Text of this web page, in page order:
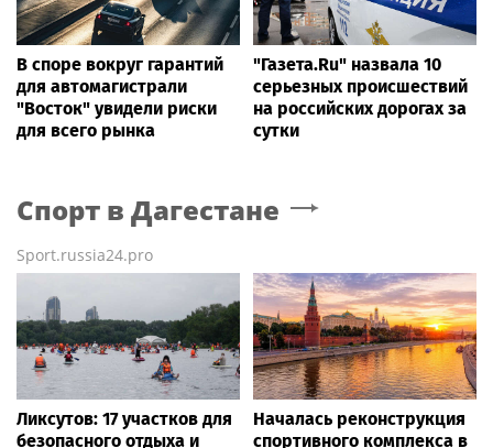
В споре вокруг гарантий
для автомагистрали
"Восток" увидели риски
для всего рынка
"Газета.Ru" назвала 10
серьезных происшествий
на российских дорогах за
сутки
Спорт в Дагестане
Sport.russia24.pro
Ликсутов: 17 участков для
безопасного отдыха и
Началась реконструкция
спортивного комплекса в